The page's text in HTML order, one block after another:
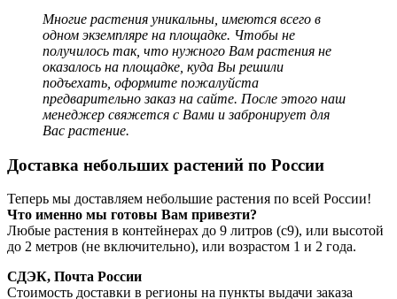
Многие растения уникальны, имеются всего в
одном экземпляре на площадке. Чтобы не
получилось так, что нужного Вам растения не
оказалось на площадке, куда Вы решили
подъехать, оформите пожалуйста
предварительно заказ на сайте. После этого наш
менеджер свяжется с Вами и забронирует для
Вас растение.
Доставка небольших растений по России
Теперь мы доставляем небольшие растения по всей России!
Что именно мы готовы Вам привезти?
Любые растения в контейнерах до 9 литров (с9), или высотой
до 2 метров (не включительно), или возрастом 1 и 2 года.
СДЭК, Почта России
Стоимость доставки в регионы на пункты выдачи заказа